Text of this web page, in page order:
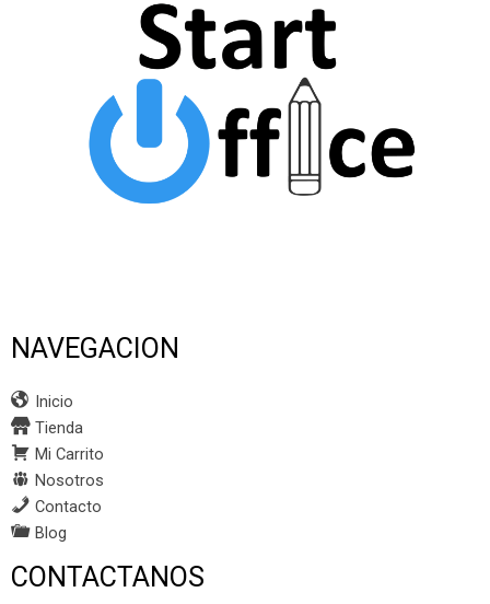
NAVEGACION
Inicio
Tienda
Mi Carrito
Nosotros
Contacto
Blog
CONTACTANOS